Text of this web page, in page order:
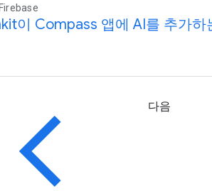
이 Compass 앱에 AI를 추가하
다음